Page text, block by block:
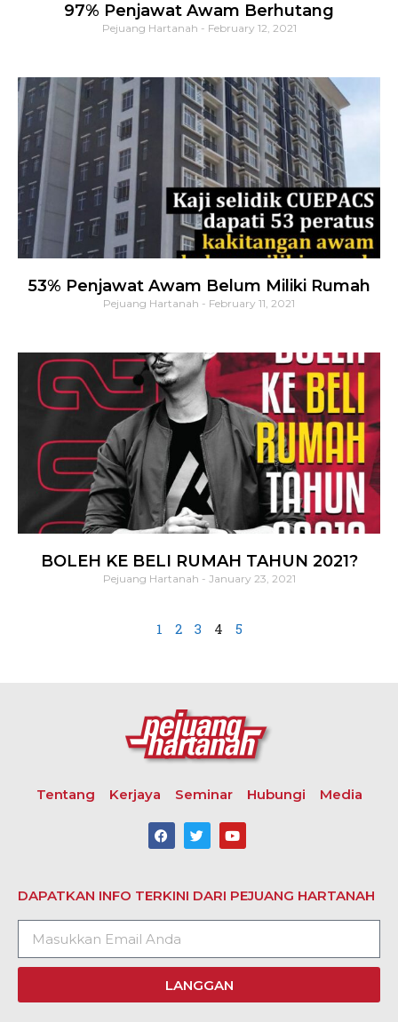
97% Penjawat Awam Berhutang
Pejuang Hartanah February 12, 2021
53% Penjawat Awam Belum Miliki Rumah
Pejuang Hartanah February 11, 2021
BOLEH KE BELI RUMAH TAHUN 2021?
Pejuang Hartanah January 23, 2021
1 2 3 4 5
Tentang Kerjaya Seminar Hubungi Media
DAPATKAN INFO TERKINI DARI PEJUANG HARTANAH
LANGGAN